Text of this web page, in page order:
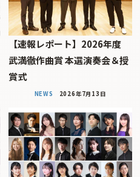
【速報レポート】2026年度
武満徹作曲賞 本選演奏会＆授
賞式
NEWS 2026年7月13日